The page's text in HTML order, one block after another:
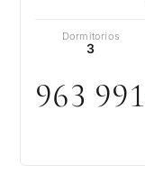
Dormitorios
3
963 991